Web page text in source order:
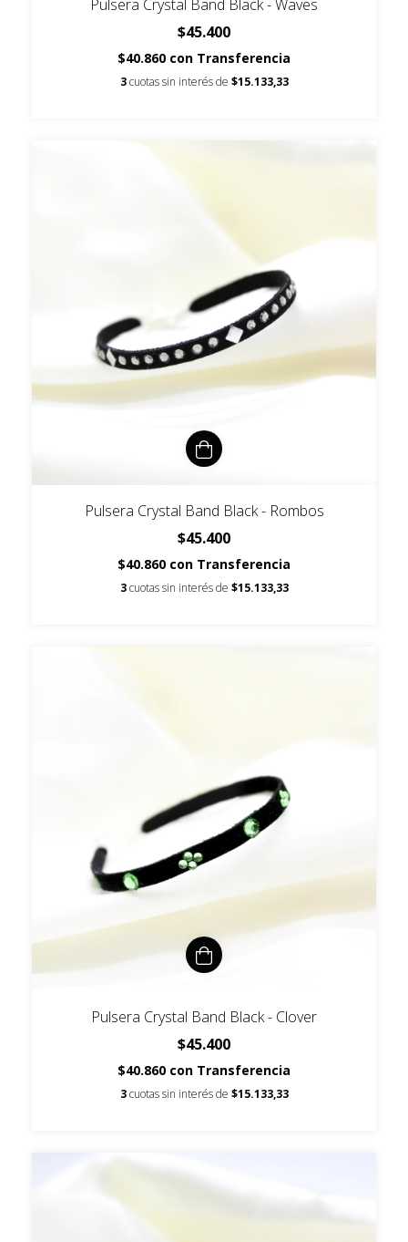
Pulsera Crystal Band Black - Waves
$45.400
$40.860 con Transferencia
3 cuotas sin interés de $15.133,33
Pulsera Crystal Band Black - Rombos
$45.400
$40.860 con Transferencia
3 cuotas sin interés de $15.133,33
Pulsera Crystal Band Black - Clover
$45.400
$40.860 con Transferencia
3 cuotas sin interés de $15.133,33